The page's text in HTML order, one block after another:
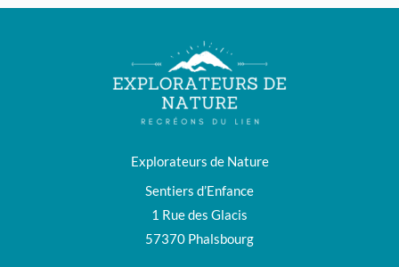
Explorateurs de Nature
Sentiers d’Enfance
1 Rue des Glacis
57370 Phalsbourg